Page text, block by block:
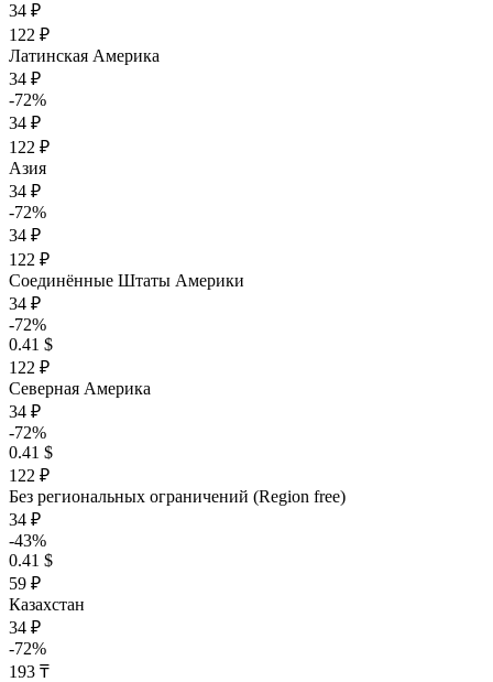
34 ₽
122 ₽
Латинская Америка
34 ₽
-72%
34 ₽
122 ₽
Азия
34 ₽
-72%
34 ₽
122 ₽
Соединённые Штаты Америки
34 ₽
-72%
0.41 $
122 ₽
Северная Америка
34 ₽
-72%
0.41 $
122 ₽
Без региональных ограничений (Region free)
34 ₽
-43%
0.41 $
59 ₽
Казахстан
34 ₽
-72%
193 ₸